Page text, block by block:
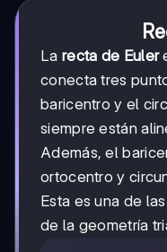
La recta de Euler
conecta tres
baricentro y el
siempre están
Además, el
ortocentro y
Esta es una de
de la geometría